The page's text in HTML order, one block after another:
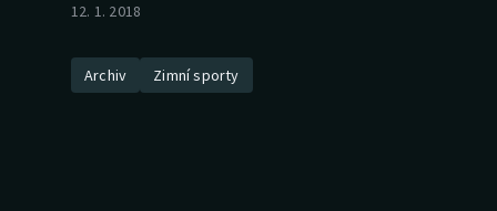
Cyklistika
12. 1. 2018
Archiv Zimní sporty